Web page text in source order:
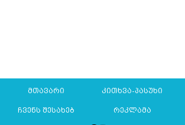
მთავარი კითხვა-პასუხი
ჩვენს შესახებ რეკლამა